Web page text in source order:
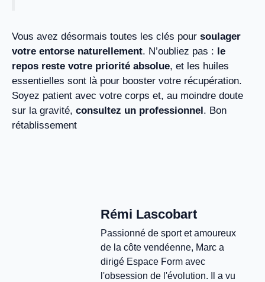
Vous avez désormais toutes les clés pour soulager
votre entorse naturellement. N’oubliez pas : le
repos reste votre priorité absolue, et les huiles
essentielles sont là pour booster votre récupération.
Soyez patient avec votre corps et, au moindre doute
sur la gravité, consultez un professionnel. Bon
rétablissement
Rémi Lascobart
Passionné de sport et amoureux
de la côte vendéenne, Marc a
dirigé Espace Form avec
l'obsession de l'évolution. Il a vu